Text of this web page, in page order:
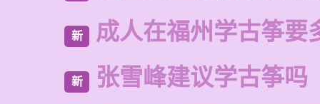
新 成人在福州学古筝要
新 张雪峰建议学古筝吗